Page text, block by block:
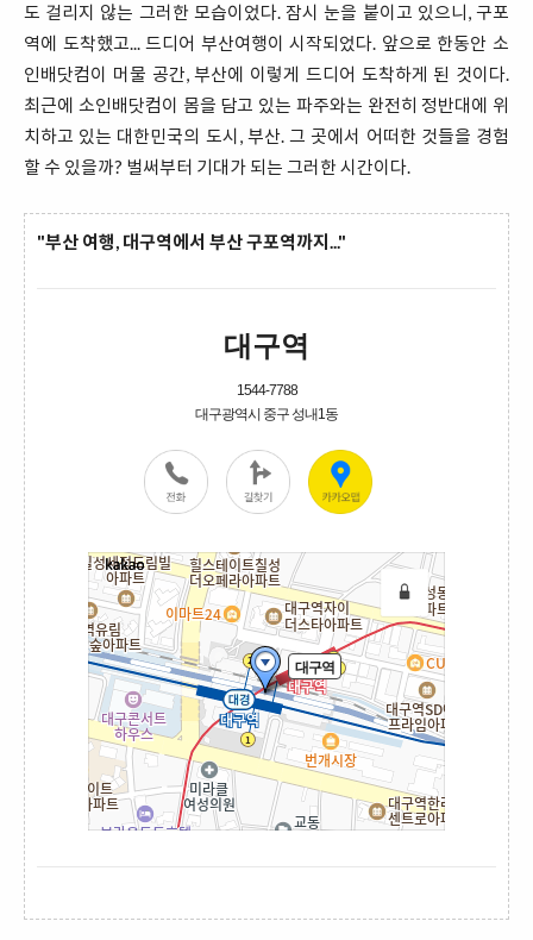
도 걸리지 않는 그러한 모습이었다. 잠시 눈을 붙이고 있으니, 구포
역에 도착했고... 드디어 부산여행이 시작되었다. 앞으로 한동안 소
인배닷컴이 머물 공간, 부산에 이렇게 드디어 도착하게 된 것이다.
최근에 소인배닷컴이 몸을 담고 있는 파주와는 완전히 정반대에 위
치하고 있는 대한민국의 도시, 부산. 그 곳에서 어떠한 것들을 경험
할 수 있을까? 벌써부터 기대가 되는 그러한 시간이다.
"부산 여행, 대구역에서 부산 구포역까지..."